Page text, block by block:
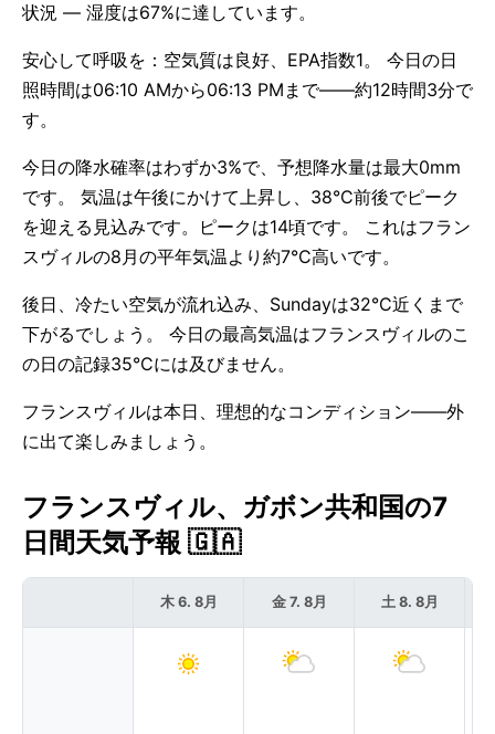
状況 — 湿度は67%に達しています。
安心して呼吸を：空気質は良好、EPA指数1。 今日の日
照時間は06:10 AMから06:13 PMまで——約12時間3分で
す。
今日の降水確率はわずか3%で、予想降水量は最大0mm
です。 気温は午後にかけて上昇し、38°C前後でピーク
を迎える見込みです。ピークは14頃です。 これはフラン
スヴィルの8月の平年気温より約7°C高いです。
後日、冷たい空気が流れ込み、Sundayは32°C近くまで
下がるでしょう。 今日の最高気温はフランスヴィルのこ
の日の記録35°Cには及びません。
フランスヴィルは本日、理想的なコンディション——外
に出て楽しみましょう。
フランスヴィル、ガボン共和国の7
日間天気予報 🇬🇦
木 6. 8月 金 7. 8月 土 8. 8月